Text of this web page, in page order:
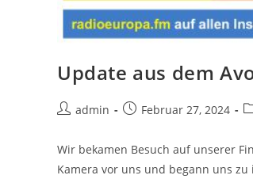
Update aus dem
admin Februar 27, 2024
Wir bekamen Besuch auf unserer
Kamera vor uns und begann uns